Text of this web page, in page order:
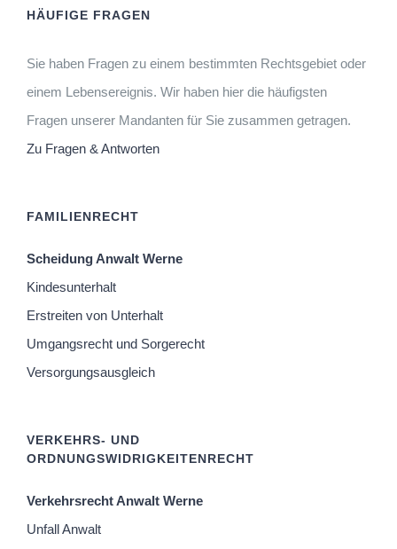
HÄUFIGE FRAGEN
Sie haben Fragen zu einem bestimmten Rechtsgebiet oder
einem Lebensereignis. Wir haben hier die häufigsten
Fragen unserer Mandanten für Sie zusammen getragen.
Zu Fragen & Antworten
FAMILIENRECHT
Scheidung Anwalt Werne
Kindesunterhalt
Erstreiten von Unterhalt
Umgangsrecht und Sorgerecht
Versorgungsausgleich
VERKEHRS- UND
ORDNUNGSWIDRIGKEITENRECHT
Verkehrsrecht Anwalt Werne
Unfall Anwalt